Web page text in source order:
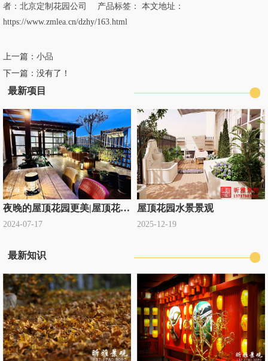
者：北京定制花园公司 产品标签： 本文地址：
https://www.zmlea.cn/dzhy/163.html
上一篇： 小品
下一篇：没有了！
最新项目
夜晚的屋顶花园更美|屋顶花园设计公司定制
2024-07-17
屋顶花园水景景观
2025-12-19
最新知识